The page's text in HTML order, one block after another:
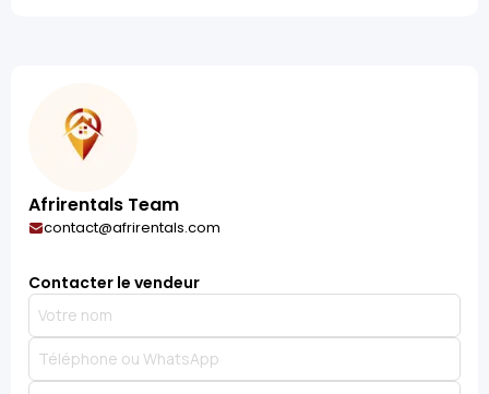
Afrirentals Team
contact@afrirentals.com
Contacter le vendeur